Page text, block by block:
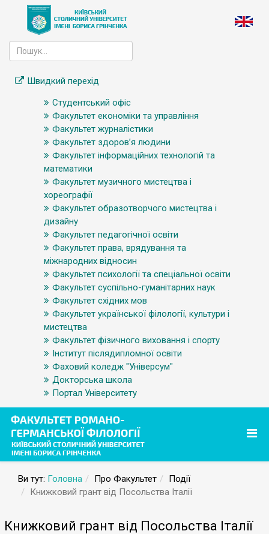
Швидкий перехід
Студентський офіс
Факультет економіки та управління
Факультет журналістики
Факультет здоров’я людини
Факультет інформаційних технологій та
математики
Факультет музичного мистецтва і
хореографії
Факультет образотворчого мистецтва і
дизайну
Факультет педагогічної освіти
Факультет права, врядування та
міжнародних відносин
Факультет психології та спеціальної освіти
Факультет суспільно-гуманітарних наук
Факультет східних мов
Факультет української філології, культури і
мистецтва
Факультет фізичного виховання і спорту
Інститут післядипломної освіти
Фаховий коледж "Універсум"
Докторська школа
Портал Університету
Ви тут: Головна Про Факультет
Події
Книжковий грант від Посольства Італії
Книжковий грант від Посольства Італії